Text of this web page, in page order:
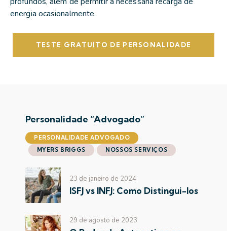
energia ocasionalmente.
TESTE GRATUITO DE PERSONALIDADE
Personalidade “Advogado”
PERSONALIDADE ADVOGADO
MYERS BRIGGS
NOSSOS SERVIÇOS
23 de janeiro de 2024
ISFJ vs INFJ: Como Distingui-los
29 de agosto de 2023